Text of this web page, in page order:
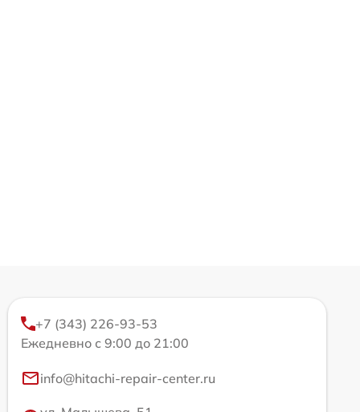
+7 (343) 226-93-53
Ежедневно с 9:00 до 21:00
info@hitachi-repair-center.ru